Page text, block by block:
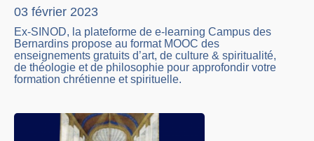
03 février 2023
Ex-SINOD, la plateforme de e-learning Campus des
Bernardins propose au format MOOC des
enseignements gratuits d’art, de culture & spiritualité,
de théologie et de philosophie pour approfondir votre
formation chrétienne et spirituelle.